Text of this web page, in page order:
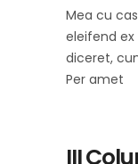
Mea cu
eleifend ex
diceret,
Per amet
III